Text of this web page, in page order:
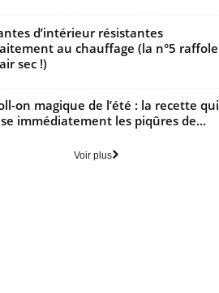
d’intérieur résistantes
au chauffage (la n°5 raffole
sec !)
on magique de l’été : la recette qui
immédiatement les piqûres de...
Voir plus